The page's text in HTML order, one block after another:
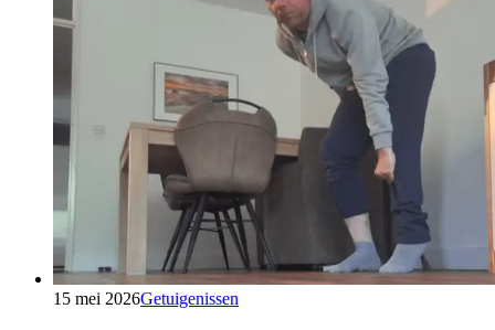
15 mei 2026Getuigenissen